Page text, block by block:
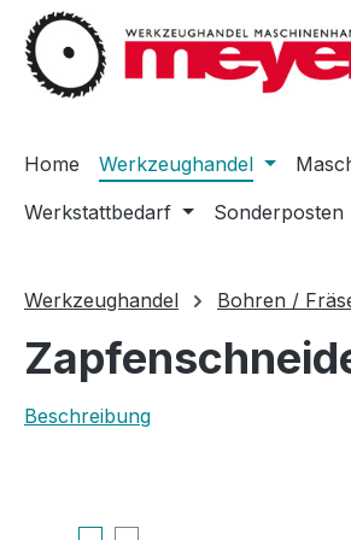
Hauptinhalt springen
Zur Suche springen
Zur Hauptnavigation springen
Home Werkzeughandel
Werkstattbedarf
Sonderposten
Werkzeughandel Bohren /
Beschreibung